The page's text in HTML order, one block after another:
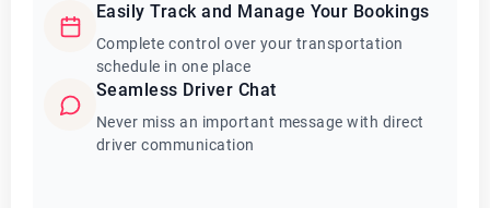
Easily Track and Manage Your Bookings
Complete control over your transportation
schedule in one place
Seamless Driver Chat
Never miss an important message with direct
driver communication